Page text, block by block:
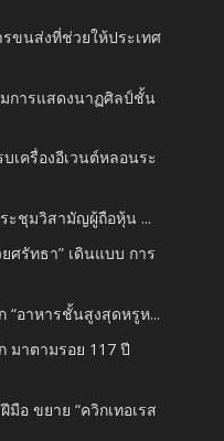
ขนส่งที่ช่วยให้ประเทศ
มการแสดงนาฏศิลป์ชั้น
เครื่องอีเวนต์หลอนระ
ะชุมวิสามัญผู้ถือหุ้น ...
ศรัทธา” เดินแบบ การ
“อาหารชั้นสูงสุดหรูห...
มาตามรอย 117 ปี
มือ ขยาย “ควิกเทอเรส